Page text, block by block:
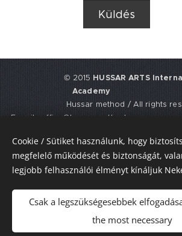
Küldés
© 2015 HUSSAR ARTS
Hussar method / All rights
E-mail: office@hussarmethod.com
Flat 3, 9. Fisher Place,
Edinburgh, UNITED
Nyelvek
Magyar
American
Cookie / Sütiket használunk, hogy
megfelelő működését és biztonságát,
legjobb felhasználói élményt kínáljuk
Csak a legszükségesebbek
the most necessary